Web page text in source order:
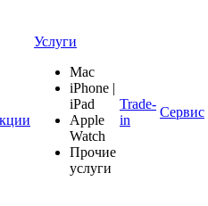
Услуги
Mac
iPhone |
iPad
Apple
Watch
Прочие
услуги
Trade-
in
Сервис